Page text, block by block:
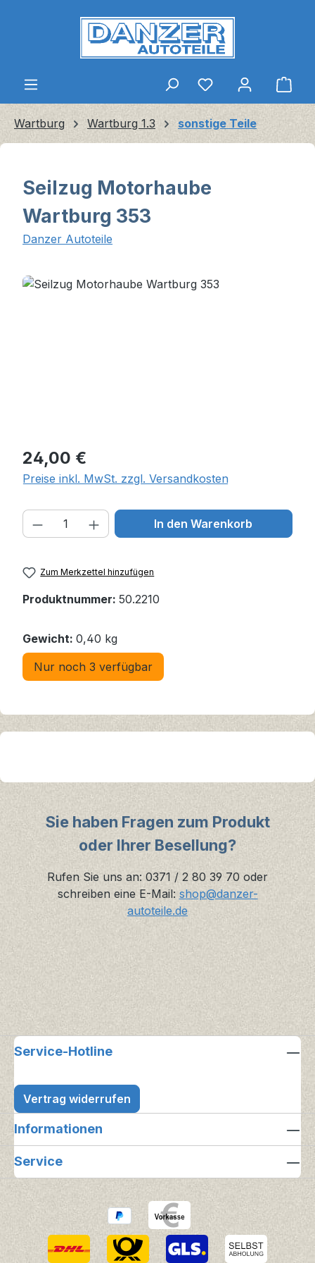
Zum Hauptinhalt springen
Wartburg Wartburg 1.3 sonstige Teile
Seilzug Motorhaube
Wartburg 353
Danzer Autoteile
Bildergalerie überspringen
Regulärer Preis:
24,00 €
Preise inkl. MwSt. zzgl. Versandkosten
Produkt Anzahl: Gib den
In den Warenkorb
Zum Merkzettel hinzufügen
Produktnummer: 50.2210
Gewicht: 0,40 kg
Nur noch 3 verfügbar
Sie haben Fragen zum Produkt
oder Ihrer Besellung?
Rufen Sie uns an: 0371 / 2 80 39 70 oder
schreiben eine E-Mail: shop@danzer-
autoteile.de
Service-Hotline
Vertrag widerrufen
Informationen
Service